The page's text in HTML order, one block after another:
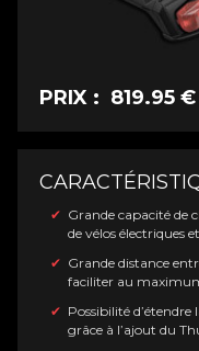
PRIX : 819.95 €
Grande capacité
de vélos électriques
Grande distance
faciliter au
Possibilité
grâce à l’ajout du